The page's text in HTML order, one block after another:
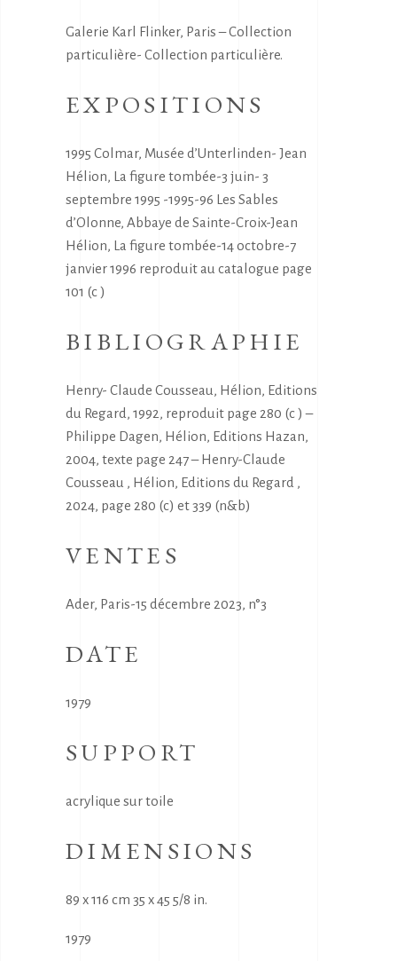
Galerie Karl Flinker, Paris – Collection
particulière- Collection particulière.
EXPOSITIONS
1995 Colmar, Musée d’Unterlinden- Jean
Hélion, La figure tombée-3 juin- 3
septembre 1995 -1995-96 Les Sables
d’Olonne, Abbaye de Sainte-Croix-Jean
Hélion, La figure tombée-14 octobre-7
janvier 1996 reproduit au catalogue page
101 (c )
BIBLIOGRAPHIE
Henry- Claude Cousseau, Hélion, Editions
du Regard, 1992, reproduit page 280 (c ) –
Philippe Dagen, Hélion, Editions Hazan,
2004, texte page 247 – Henry-Claude
Cousseau , Hélion, Editions du Regard ,
2024, page 280 (c) et 339 (n&b)
VENTES
Ader, Paris-15 décembre 2023, n°3
DATE
1979
SUPPORT
acrylique sur toile
DIMENSIONS
89 x 116 cm 35 x 45 5/8 in.
1979